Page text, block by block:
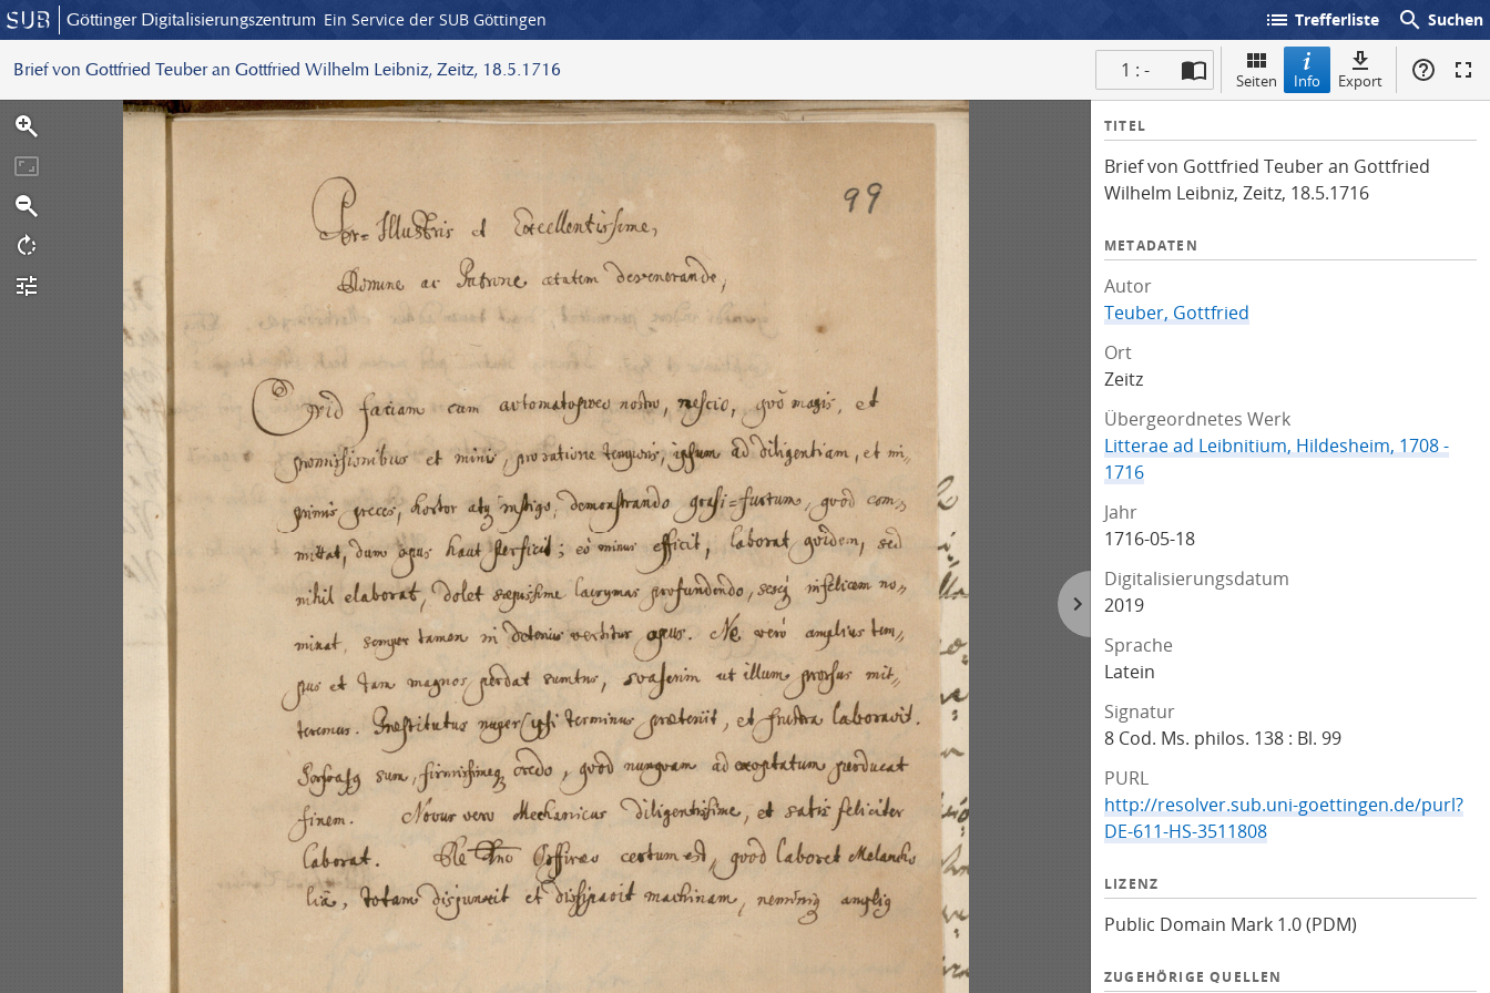
Göttinger Digitalisierungszentrum Ein Service der SUB Göttingen list Trefferliste search Suchen
Brief von Gottfried Teuber an Gottfried Wilhelm Leibniz, Zeitz, 18.5.1716 1 : - Seiten Info Export
I
f
o
TITEL
Brief von Gottfried Teuber an Gottfried
Wilhelm Leibniz, Zeitz, 18.5.1716
METADATEN
Autor
Teuber, Gottfried
Ort
Zeitz
Übergeordnetes Werk
Litterae ad Leibnitium, Hildesheim, 1708 -
1716
Jahr
1716-05-18
Digitalisierungsdatum
2019
Sprache
Latein
Signatur
8 Cod. Ms. philos. 138 : Bl. 99
PURL
http://resolver.sub.uni-goettingen.de/purl?
DE-611-HS-3511808
LIZENZ
Public Domain Mark 1.0 (PDM)
ZUGEHÖRIGE QUELLEN